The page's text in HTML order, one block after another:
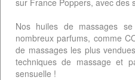
sur France Poppers, avec des
Nos huiles de massages
nombreux parfums, comme
de massages les plus
techniques de massage et
sensuelle !